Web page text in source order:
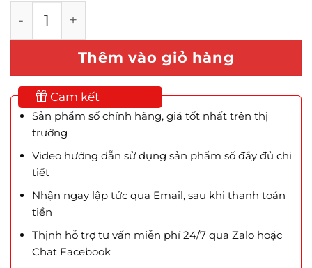
Mẫu Website Bán Xe ôtô KIA số lượng
Thêm vào giỏ hàng
Cam kết
Sản phẩm số chính hãng, giá tốt nhất trên thị
trường
Video hướng dẫn sử dụng sản phẩm số đầy đủ chi
tiết
Nhận ngay lập tức qua Email, sau khi thanh toán
tiền
Thịnh hỗ trợ tư vấn miễn phí 24/7 qua Zalo hoặc
Chat Facebook